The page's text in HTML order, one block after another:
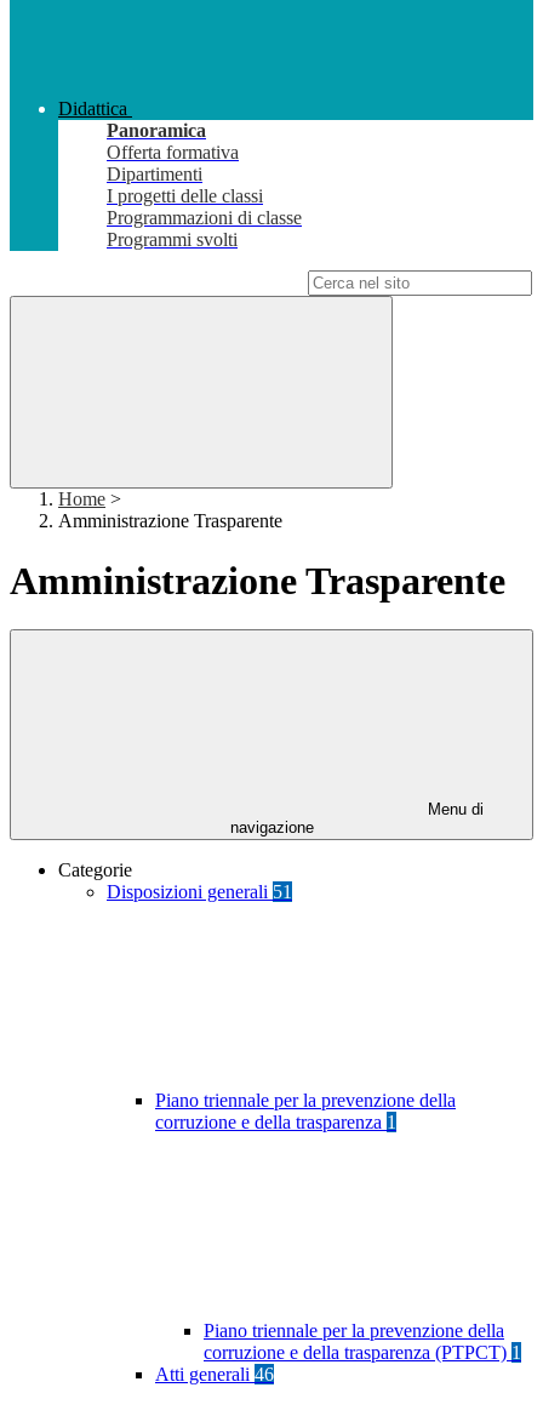
Didattica
Panoramica
Offerta formativa
Dipartimenti
I progetti delle classi
Programmazioni di classe
Programmi svolti
Home >
Amministrazione Trasparente
Amministrazione Trasparente
Menu di
navigazione
Categorie
Disposizioni generali 51
Piano triennale per la prevenzione della
corruzione e della trasparenza 1
Piano triennale per la prevenzione della
corruzione e della trasparenza (PTPCT) 1
Atti generali 46